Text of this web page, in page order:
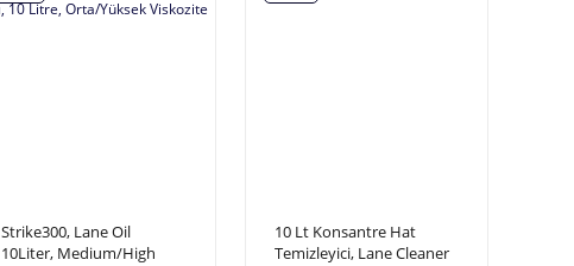
Strike300, Lane Oil
10Liter, Medium/High
10 Lt Konsantre Hat
Temizleyici, Lane Cleaner